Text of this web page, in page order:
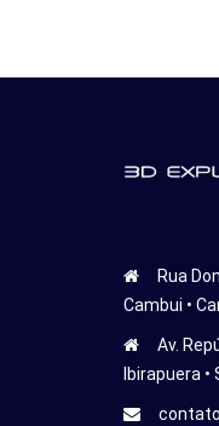
Rua
Cambui •
Av.
Ibirapuera •